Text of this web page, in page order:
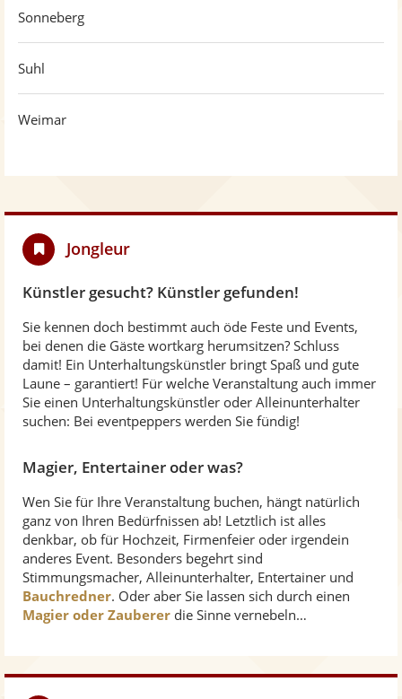
Sonneberg
Suhl
Weimar
Jongleur
Künstler gesucht? Künstler gefunden!
Sie kennen doch bestimmt auch öde Feste und Events,
bei denen die Gäste wortkarg herumsitzen? Schluss
damit! Ein Unterhaltungskünstler bringt Spaß und gute
Laune – garantiert! Für welche Veranstaltung auch immer
Sie einen Unterhaltungskünstler oder Alleinunterhalter
suchen: Bei eventpeppers werden Sie fündig!
Magier, Entertainer oder was?
Wen Sie für Ihre Veranstaltung buchen, hängt natürlich
ganz von Ihren Bedürfnissen ab! Letztlich ist alles
denkbar, ob für Hochzeit, Firmenfeier oder irgendein
anderes Event. Besonders begehrt sind
Stimmungsmacher, Alleinunterhalter, Entertainer und
Bauchredner. Oder aber Sie lassen sich durch einen
Magier oder Zauberer die Sinne vernebeln…